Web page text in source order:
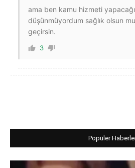
ama ben kamu hizmeti
düşünmüyordum sağlık olsun
geçirsin.
3
Popüler